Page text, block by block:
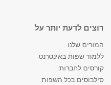
רוצים לדעת יותר על
המורים שלנו
ללמוד שפות באינטרנט
קורסים לחברות
סילבוסים בכל השפות